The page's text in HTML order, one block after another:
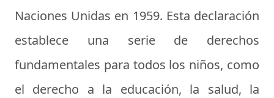
Naciones Unidas en 1959. Esta declaración
establece una serie de derechos
fundamentales para todos los niños, como
el derecho a la educación, la salud, la